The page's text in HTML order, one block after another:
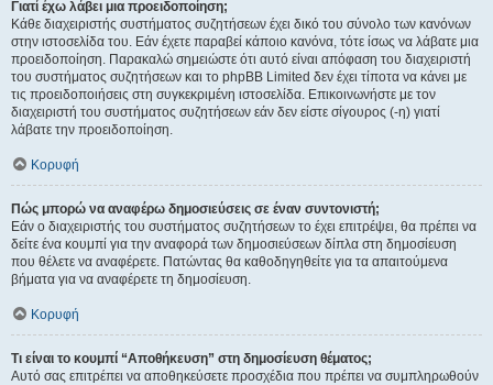
Γιατί έχω λάβει μια προειδοποίηση;
Κάθε διαχειριστής συστήματος συζητήσεων έχει δικό του σύνολο των κανόνων
στην ιστοσελίδα του. Εάν έχετε παραβεί κάποιο κανόνα, τότε ίσως να λάβατε μια
προειδοποίηση. Παρακαλώ σημειώστε ότι αυτό είναι απόφαση του διαχειριστή
του συστήματος συζητήσεων και το phpBB Limited δεν έχει τίποτα να κάνει με
τις προειδοποιήσεις στη συγκεκριμένη ιστοσελίδα. Επικοινωνήστε με τον
διαχειριστή του συστήματος συζητήσεων εάν δεν είστε σίγουρος (-η) γιατί
λάβατε την προειδοποίηση.
Κορυφή
Πώς μπορώ να αναφέρω δημοσιεύσεις σε έναν συντονιστή;
Εάν ο διαχειριστής του συστήματος συζητήσεων το έχει επιτρέψει, θα πρέπει να
δείτε ένα κουμπί για την αναφορά των δημοσιεύσεων δίπλα στη δημοσίευση
που θέλετε να αναφέρετε. Πατώντας θα καθοδηγηθείτε για τα απαιτούμενα
βήματα για να αναφέρετε τη δημοσίευση.
Κορυφή
Τι είναι το κουμπί “Αποθήκευση” στη δημοσίευση θέματος;
Αυτό σας επιτρέπει να αποθηκεύσετε προσχέδια που πρέπει να συμπληρωθούν